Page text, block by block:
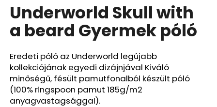
átlagos
értékelése
ből
csillag.
Underworld Skull with
a beard Gyermek póló
Eredeti póló az Underworld legújabb
kollekciójának egyedi dizájnjával Kiváló
minőségű, fésült pamutfonalból készült póló
(100% ringspoon pamut 185g/m2
anyagvastagsággal).